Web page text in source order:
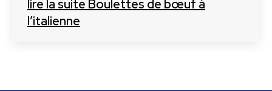
lire la suite Boulettes de bœuf à
l’italienne